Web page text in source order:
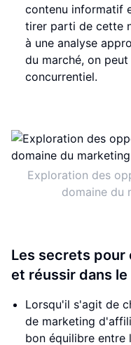
contenu informatif
tirer parti de cette
à une analyse
du marché, on
concurrentiel.
Exploration des
domaine du
Les secrets pour
et réussir dans
Lorsqu'il s'agit de
de marketing
bon équilibre